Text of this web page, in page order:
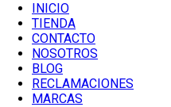
INICIO
TIENDA
CONTACTO
NOSOTROS
BLOG
RECLAMACIONES
MARCAS